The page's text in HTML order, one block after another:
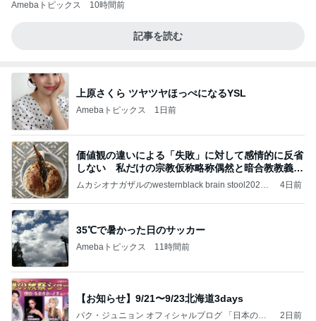
Amebaトピックス 10時間前
記事を読む
上原さくら ツヤツヤほっぺになるYSL
Amebaトピックス 1日前
価値観の違いによる「失敗」に対して感情的に反省
しない 私だけの宗教仮称略称偶然と暗合教教義候
補
ムカシオナガザルのwesternblack brain stool2024
ガザル
4日前
35℃で暑かった日のサッカー
Amebaトピックス 11時間前
【お知らせ】9/21〜9/23北海道3days
パク・ジュニョン オフィシャルブログ 「日本の
2日前